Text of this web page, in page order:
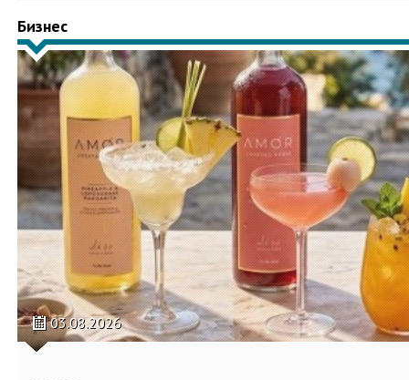
Бизнес
03.08.2026